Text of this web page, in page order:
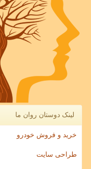
لینک دوستان روان ما
خرید و فروش خودرو
طراحی سایت